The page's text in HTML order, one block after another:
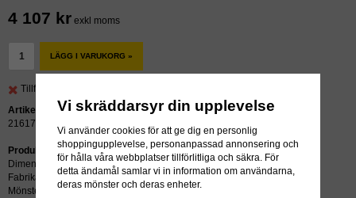
4 107 kr exkl moms
LÄGG I VARUKORG »
Tillfälligt slut.
Artikelnummer:
21617
Produktbeskrivning:
Dimension: 250-15
Fabrikat: BKT
Mönster: MAGLIFT STD
Vi skräddarsyr din upplevelse
Vi använder cookies för att ge dig en personlig
shoppingupplevelse, personanpassad annonsering och
för hålla våra webbplatser tillförlitliga och säkra. För
detta ändamål samlar vi in information om användarna,
deras mönster och deras enheter.